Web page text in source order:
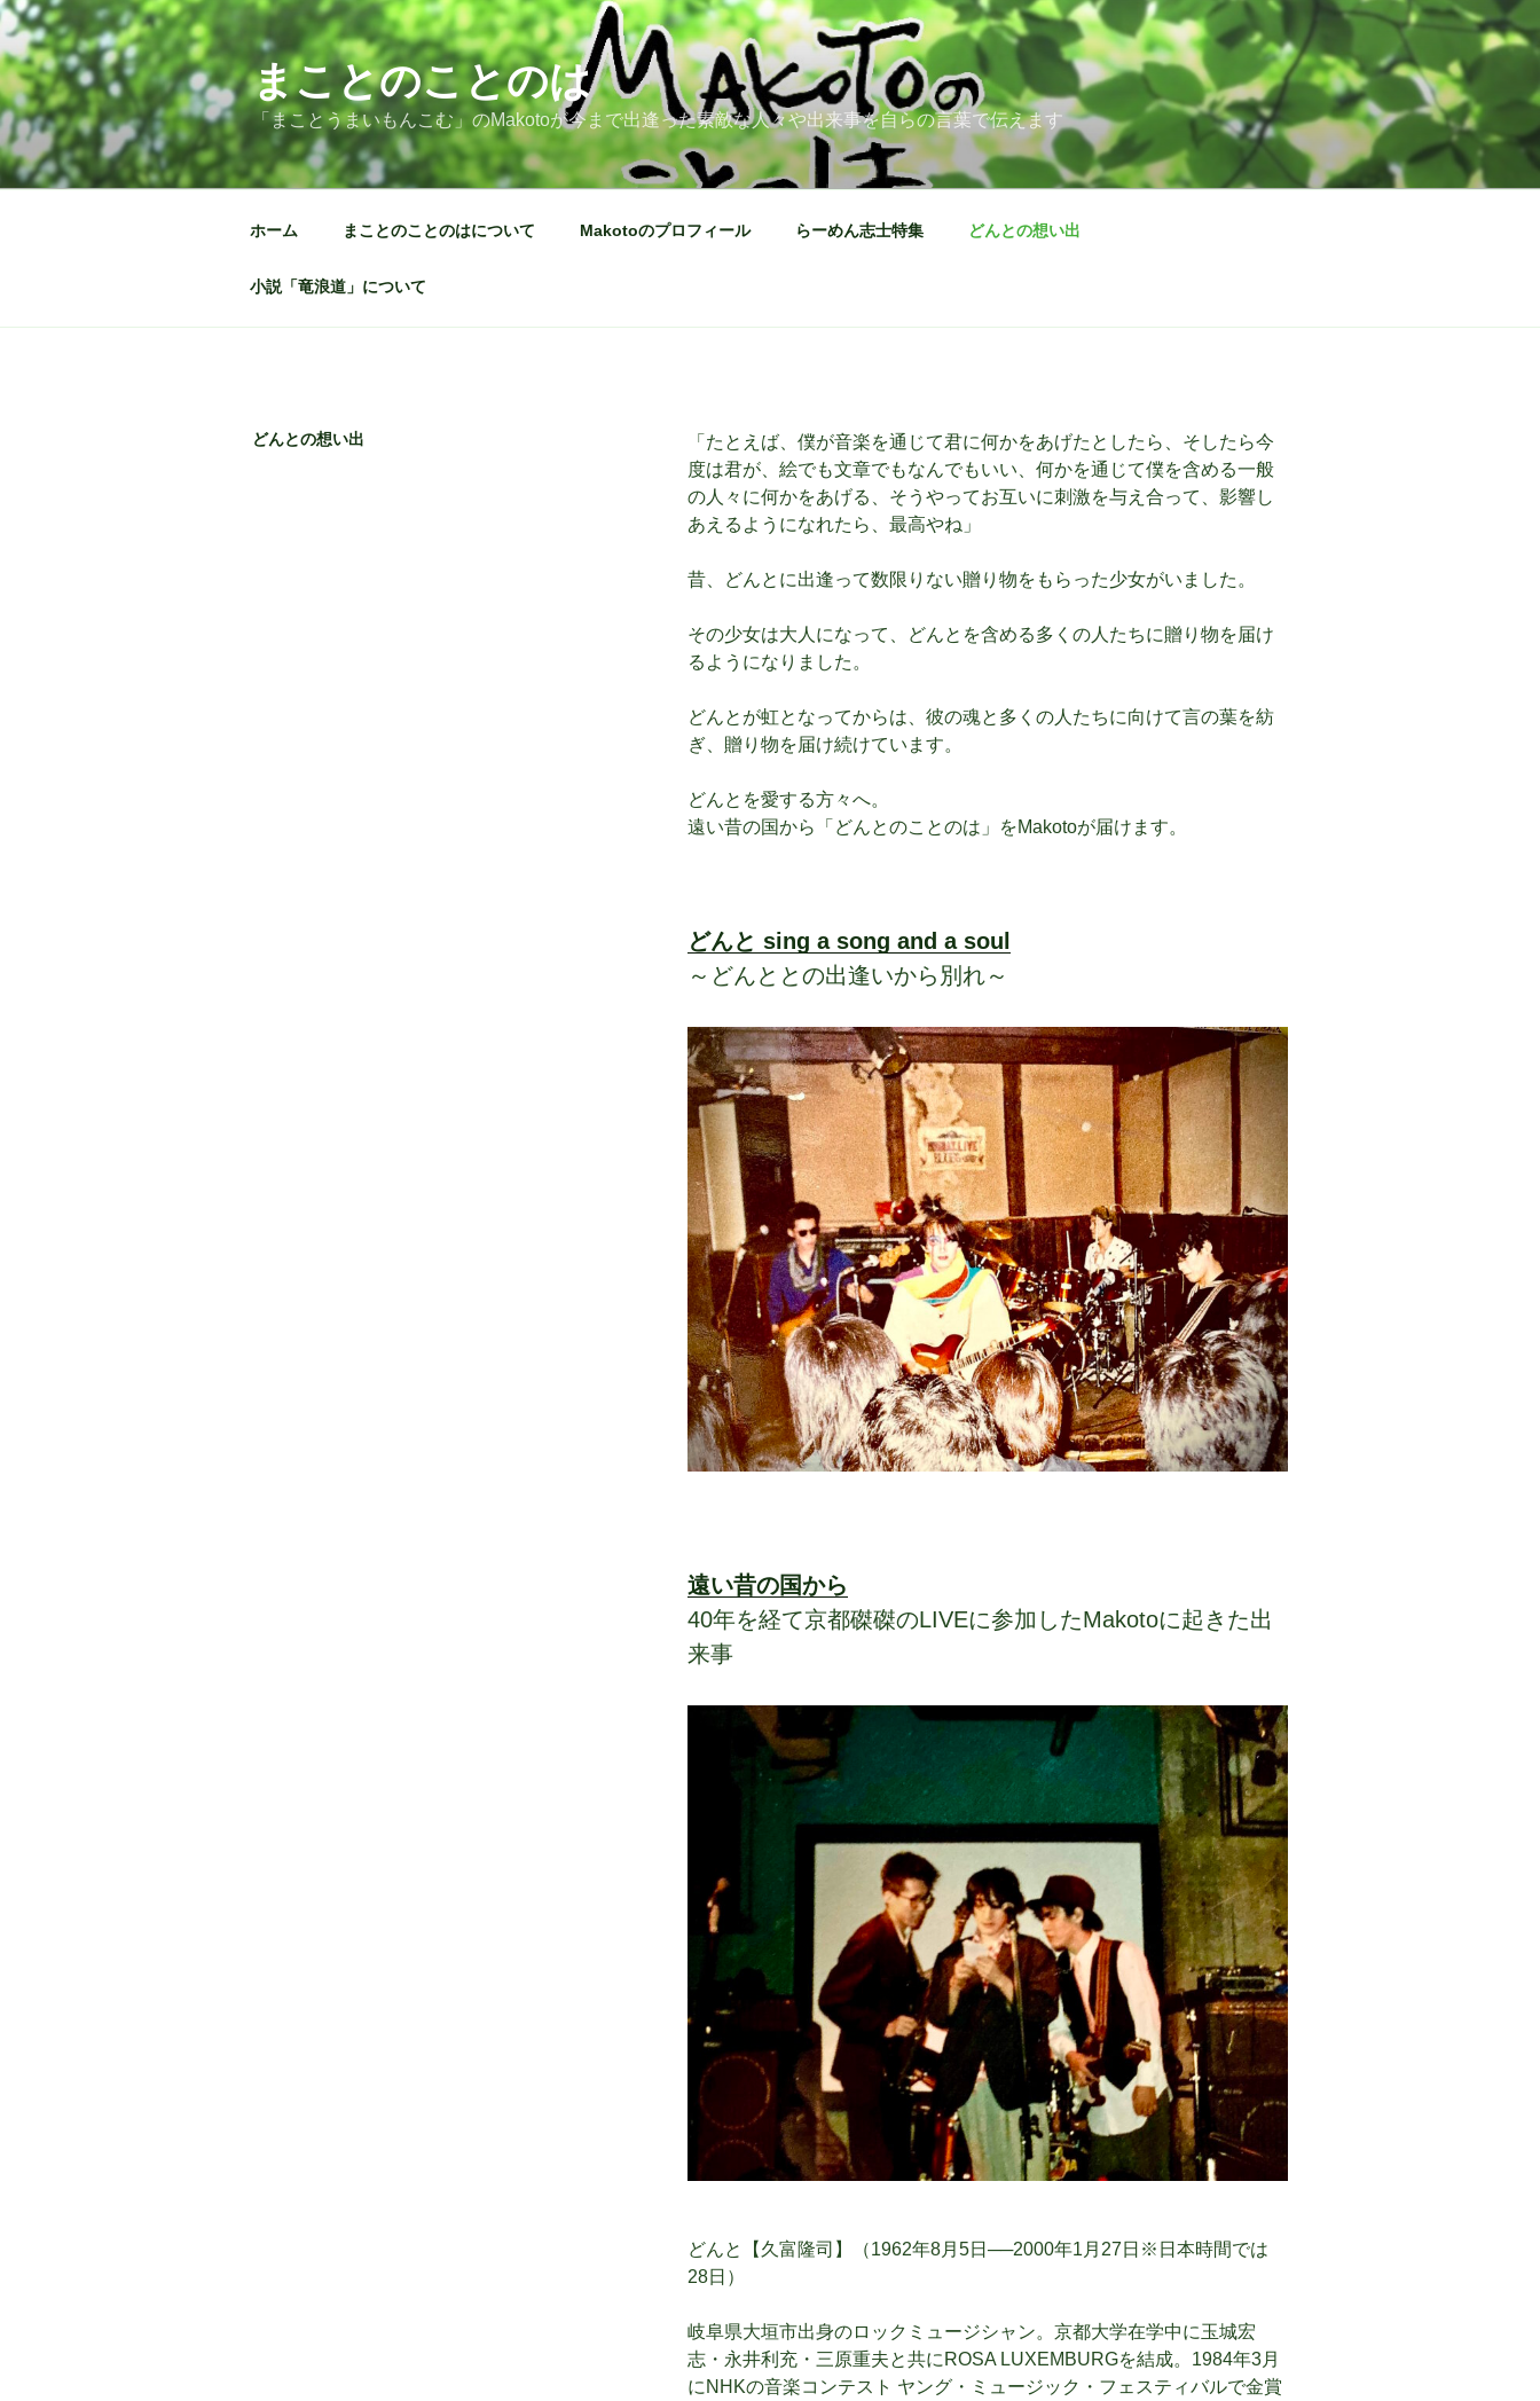
コ
ン
テ
ン
ツ
へ
ス
まことのことのは
「まことうまいもんこむ」のMakotoが今まで出逢った素敵な人々や出来事を自らの言葉で伝えます
ホーム まことのことのはについて Makotoのプロフィール らーめん志士特集 どんとの想い出
小説「竜浪道」について
どんとの想い出
「たとえば、僕が音楽を通じて君に何かをあげたとしたら、そしたら今
度は君が、絵でも文章でもなんでもいい、何かを通じて僕を含める一般
の人々に何かをあげる、そうやってお互いに刺激を与え合って、影響し
あえるようになれたら、最高やね」
昔、どんとに出逢って数限りない贈り物をもらった少女がいました。
その少女は大人になって、どんとを含める多くの人たちに贈り物を届け
るようになりました。
どんとが虹となってからは、彼の魂と多くの人たちに向けて言の葉を紡
ぎ、贈り物を届け続けています。
どんとを愛する方々へ。
遠い昔の国から「どんとのことのは」をMakotoが届けます。
どんと sing a song and a soul
～どんととの出逢いから別れ～
遠い昔の国から
40年を経て京都磔磔のLIVEに参加したMakotoに起きた出
来事
どんと【久富隆司】（1962年8月5日──2000年1月27日※日本時間では
28日）
岐阜県大垣市出身のロックミュージシャン。京都大学在学中に玉城宏
志・永井利充・三原重夫と共にROSA LUXEMBURGを結成。1984年3月
にNHKの音楽コンテスト ヤング・ミュージック・フェスティバルで金賞